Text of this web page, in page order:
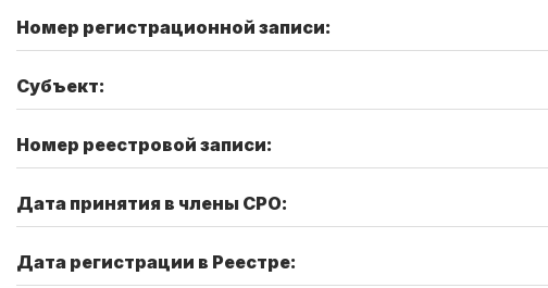
Номер регистрационной записи:
Субъект:
Номер реестровой записи:
Дата принятия в члены СРО:
Дата регистрации в Реестре: